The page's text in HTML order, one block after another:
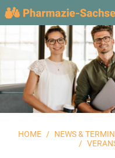
HOME NEWS &